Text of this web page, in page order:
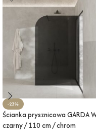
-23%
Ścianka prysznicowa GARDA
czarny / 110 cm / chrom